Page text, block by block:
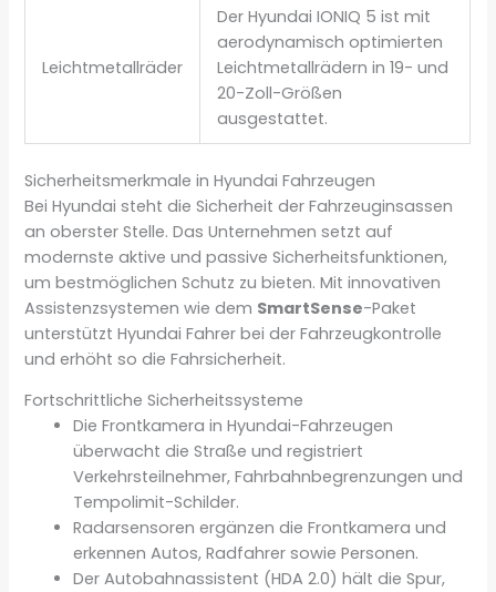
Leichtmetallräder
Der Hyundai IONIQ 5 ist mit
aerodynamisch optimierten
Leichtmetallrädern in 19- und
20-Zoll-Größen
ausgestattet.
Sicherheitsmerkmale in Hyundai Fahrzeugen
Bei Hyundai steht die Sicherheit der Fahrzeuginsassen
an oberster Stelle. Das Unternehmen setzt auf
modernste aktive und passive Sicherheitsfunktionen,
um bestmöglichen Schutz zu bieten. Mit innovativen
Assistenzsystemen wie dem SmartSense-Paket
unterstützt Hyundai Fahrer bei der Fahrzeugkontrolle
und erhöht so die Fahrsicherheit.
Fortschrittliche Sicherheitssysteme
Die Frontkamera in Hyundai-Fahrzeugen
überwacht die Straße und registriert
Verkehrsteilnehmer, Fahrbahnbegrenzungen und
Tempolimit-Schilder.
Radarsensoren ergänzen die Frontkamera und
erkennen Autos, Radfahrer sowie Personen.
Der Autobahnassistent (HDA 2.0) hält die Spur,